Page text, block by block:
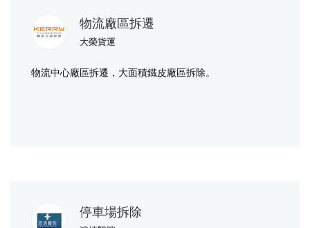
物流廠區拆遷
大榮貨運
物流中心廠區拆遷，大面積鐵皮廠區拆除。
停車場拆除